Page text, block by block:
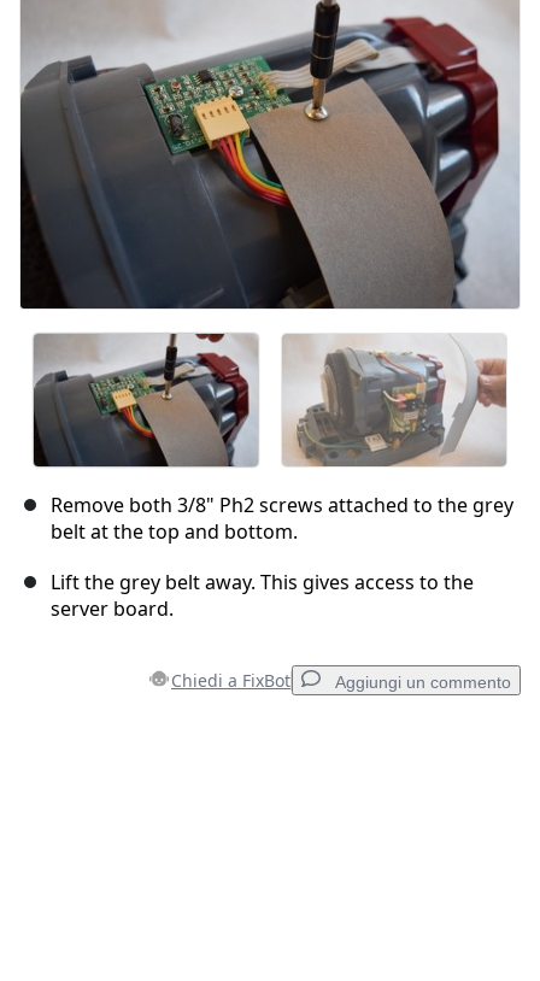
Annulla Pubblica commento
Remove both 3/8" Ph2 screws attached to the grey
belt at the top and bottom.
Lift the grey belt away. This gives access to the
server board.
Chiedi a FixBot Aggiungi un commento